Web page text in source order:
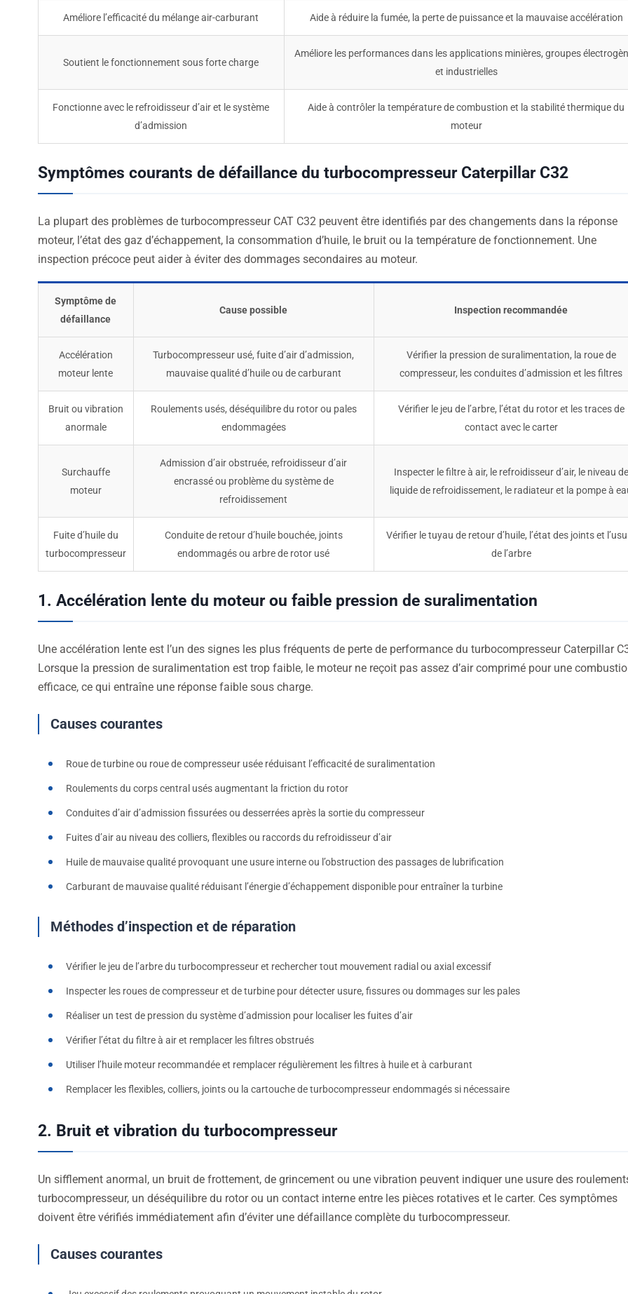
Améliore l’efficacité du mélange air-carburant Aide à réduire la fumée, la perte de puissance et la mauvaise accélération
Soutient le fonctionnement sous forte charge
Améliore les performances dans les applications minières, groupes
et industrielles
Fonctionne avec le refroidisseur d’air et le système
d’admission
Aide à contrôler la température de combustion et la stabilité thermique du
moteur
Symptômes courants de défaillance du turbocompresseur Caterpillar C32
La plupart des problèmes de turbocompresseur CAT C32 peuvent être identifiés par des changements dans la réponse
moteur, l’état des gaz d’échappement, la consommation d’huile, le bruit ou la température de fonctionnement. Une
inspection précoce peut aider à éviter des dommages secondaires au moteur.
Symptôme de
défaillance
Cause possible Inspection recommandée
Accélération
moteur lente
Turbocompresseur usé, fuite d’air d’admission,
mauvaise qualité d’huile ou de carburant
Vérifier la pression de suralimentation, la roue de
compresseur, les conduites d’admission et les filtres
Bruit ou vibration
anormale
Roulements usés, déséquilibre du rotor ou pales
endommagées
Vérifier le jeu de l’arbre, l’état du rotor et les traces de
contact avec le carter
Surchauffe
moteur
Admission d’air obstruée, refroidisseur d’air
encrassé ou problème du système de
refroidissement
Inspecter le filtre à air, le refroidisseur d’air, le niveau de
liquide de refroidissement, le radiateur et la pompe à
Fuite d’huile du
turbocompresseur
Conduite de retour d’huile bouchée, joints
endommagés ou arbre de rotor usé
Vérifier le tuyau de retour d’huile, l’état des joints et
de l’arbre
1. Accélération lente du moteur ou faible pression de suralimentation
Une accélération lente est l’un des signes les plus fréquents de perte de performance du turbocompresseur Caterpillar
Lorsque la pression de suralimentation est trop faible, le moteur ne reçoit pas assez d’air comprimé pour une
efficace, ce qui entraîne une réponse faible sous charge.
Causes courantes
Roue de turbine ou roue de compresseur usée réduisant l’efficacité de suralimentation
Roulements du corps central usés augmentant la friction du rotor
Conduites d’air d’admission fissurées ou desserrées après la sortie du compresseur
Fuites d’air au niveau des colliers, flexibles ou raccords du refroidisseur d’air
Huile de mauvaise qualité provoquant une usure interne ou l’obstruction des passages de lubrification
Carburant de mauvaise qualité réduisant l’énergie d’échappement disponible pour entraîner la turbine
Méthodes d’inspection et de réparation
Vérifier le jeu de l’arbre du turbocompresseur et rechercher tout mouvement radial ou axial excessif
Inspecter les roues de compresseur et de turbine pour détecter usure, fissures ou dommages sur les pales
Réaliser un test de pression du système d’admission pour localiser les fuites d’air
Vérifier l’état du filtre à air et remplacer les filtres obstrués
Utiliser l’huile moteur recommandée et remplacer régulièrement les filtres à huile et à carburant
Remplacer les flexibles, colliers, joints ou la cartouche de turbocompresseur endommagés si nécessaire
2. Bruit et vibration du turbocompresseur
Un sifflement anormal, un bruit de frottement, de grincement ou une vibration peuvent indiquer une usure des
turbocompresseur, un déséquilibre du rotor ou un contact interne entre les pièces rotatives et le carter. Ces symptômes
doivent être vérifiés immédiatement afin d’éviter une défaillance complète du turbocompresseur.
Causes courantes